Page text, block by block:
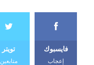
فايسبوك
إعجاب
تويتر
متابعين